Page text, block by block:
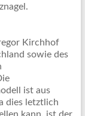
Kirchhof
sowie des
ist aus
dies letztlich